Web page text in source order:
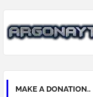
MAKE A DONATION..